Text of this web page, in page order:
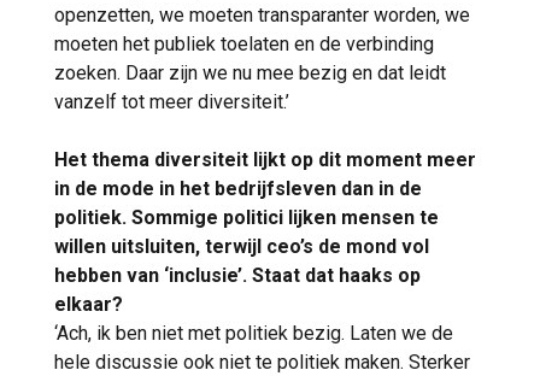
openzetten, we moeten transparanter worden, we
moeten het publiek toelaten en de verbinding
zoeken. Daar zijn we nu mee bezig en dat leidt
vanzelf tot meer diversiteit.’
Het thema diversiteit lijkt op dit moment meer
in de mode in het bedrijfsleven dan in de
politiek. Sommige politici lijken mensen te
willen uitsluiten, terwijl ceo’s de mond vol
hebben van ‘inclusie’. Staat dat haaks op
elkaar?
‘Ach, ik ben niet met politiek bezig. Laten we de
hele discussie ook niet te politiek maken. Sterker